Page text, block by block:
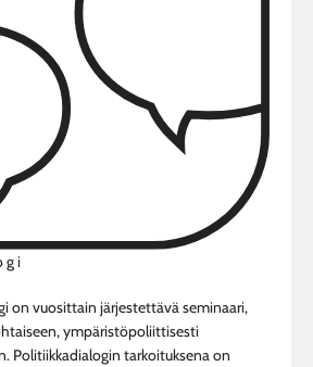
on vuosittain järjestettävä seminaari,
ympäristöpoliittisesti
Politiikkadialogin tarkoituksena on